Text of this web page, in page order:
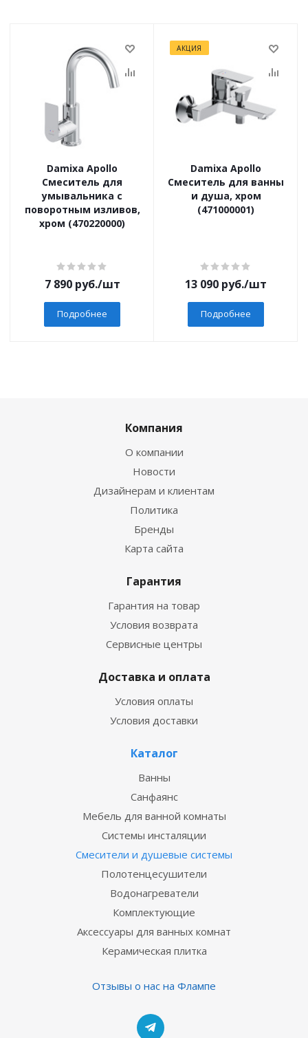
Damixa Apollo
Смеситель для
умывальника с
поворотным изливов,
хром (470220000)
7 890руб./шт
Подробнее
АКЦИЯ
Damixa Apollo
Смеситель для ванны
и душа, хром
(471000001)
13 090 руб./шт
Подробнее
Компания
О компании
Новости
Дизайнерам и клиентам
Политика
Бренды
Карта сайта
Гарантия
Гарантия на товар
Условия возврата
Сервисные центры
Доставка и оплата
Условия оплаты
Условия доставки
Каталог
Ванны
Санфаянс
Мебель для ванной комнаты
Системы инсталяции
Смесители и душевые системы
Полотенцесушители
Водонагреватели
Комплектующие
Аксессуары для ванных комнат
Керамическая плитка
Отзывы о нас на Флампе